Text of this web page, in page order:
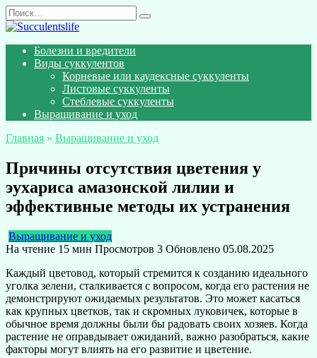
Перейти
к
Search
for:
Болезни и вредители
Виды суккулентов
Корневые или каудексные суккуленты
Листовые суккуленты
Стеблевые суккуленты
Выращивание и уход
Главная » Выращивание и уход
Причины отсутствия цветения у
эухариса амазонской лилии и
эффективные методы их устранения
Выращивание и уход
На чтение 15 мин Просмотров 3 Обновлено 05.08.2025
Каждый цветовод, который стремится к созданию идеального
уголка зелени, сталкивается с вопросом, когда его растения не
демонстрируют ожидаемых результатов. Это может касаться
как крупных цветков, так и скромных луковичек, которые в
обычное время должны были бы радовать своих хозяев. Когда
растение не оправдывает ожиданий, важно разобраться, какие
факторы могут влиять на его развитие и цветение.